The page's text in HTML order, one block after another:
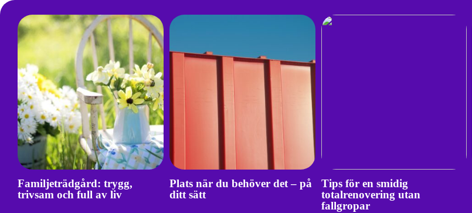
Familjeträdgård: trygg,
trivsam och full av liv
Plats när du behöver det – på
ditt sätt
Tips för en smidig
totalrenovering utan
fallgropar